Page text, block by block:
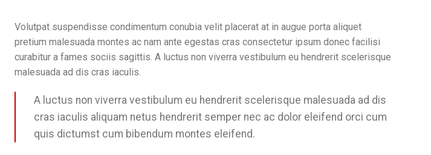
Volutpat suspendisse condimentum conubia velit placerat at in augue porta aliquet
pretium malesuada montes ac nam ante egestas cras consectetur ipsum donec facilisi
curabitur a fames sociis sagittis. A luctus non viverra vestibulum eu hendrerit scelerisque
malesuada ad dis cras iaculis.
A luctus non viverra vestibulum eu hendrerit scelerisque malesuada ad dis
cras iaculis aliquam netus hendrerit semper nec ac dolor eleifend orci cum
quis dictumst cum bibendum montes eleifend.